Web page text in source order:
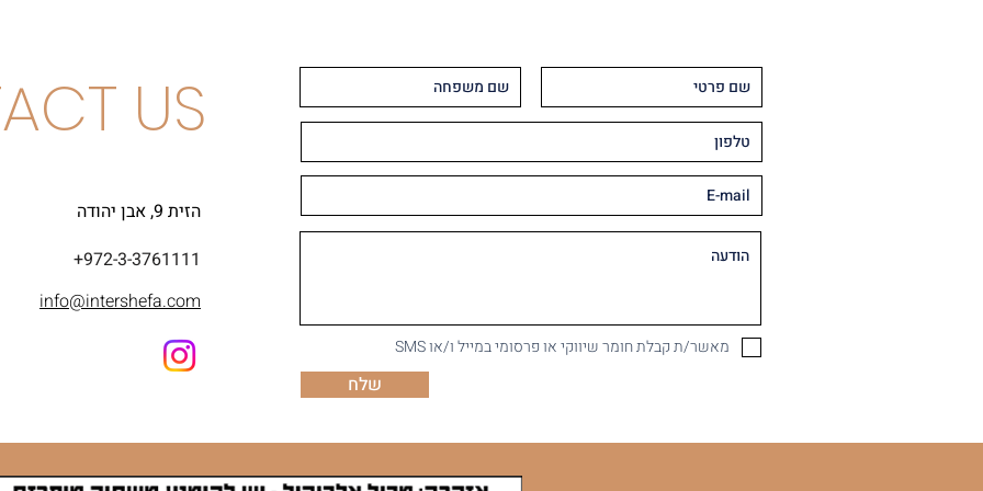
US
הזית 9, אבן יהודה
+972-3-3761111
info@intershefa.com
מאשר/ת קבלת חומר שיווקי או פרסומי במייל ו/או SMS
שלח